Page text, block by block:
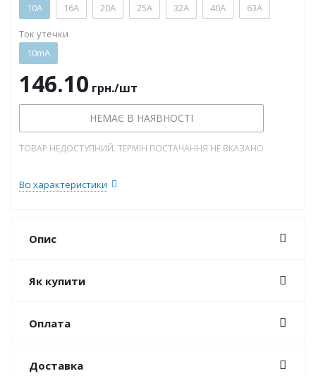
10А
16А 20А 25А 32А 40А 63А
Ток утечки
10mA
146.10 грн./шт
НЕМАЄ В НАЯВНОСТІ
ТОВАР НЕДОСТУПНИЙ. ТЕРМІН ПОСТАЧАННЯ НЕ ВКАЗАНО
Всі характеристики
Опис
Як купити
Оплата
Доставка